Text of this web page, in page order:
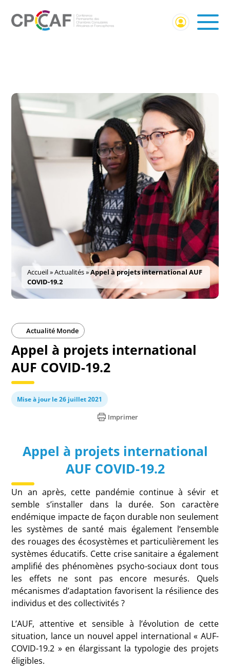
Accueil»Actualités»Appel à projets international AUF
COVID-19.2
Actualité Monde
Appel à projets international
AUF COVID-19.2
Mise à jour le 26 juillet 2021
Imprimer
Appel à projets international
AUF COVID-19.2
Un an après, cette pandémie continue à sévir et
semble s’installer dans la durée. Son caractère
endémique impacte de façon durable non seulement
les systèmes de santé mais également l’ensemble
des rouages des écosystèmes et particulièrement les
systèmes éducatifs. Cette crise sanitaire a également
amplifié des phénomènes psycho-sociaux dont tous
les effets ne sont pas encore mesurés. Quels
mécanismes d’adaptation favorisent la résilience des
individus et des collectivités ?
L’AUF, attentive et sensible à l’évolution de cette
situation, lance un nouvel appel international « AUF-
COVID-19.2 » en élargissant la typologie des projets
éligibles.